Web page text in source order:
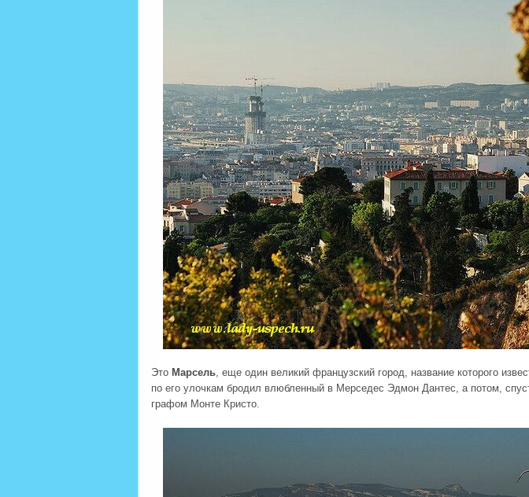
Это Марсель, еще один великий французский город, название которого
по его улочкам бродил влюбленный в Мерседес Эдмон Дантес, а потом,
графом Монте Кристо.